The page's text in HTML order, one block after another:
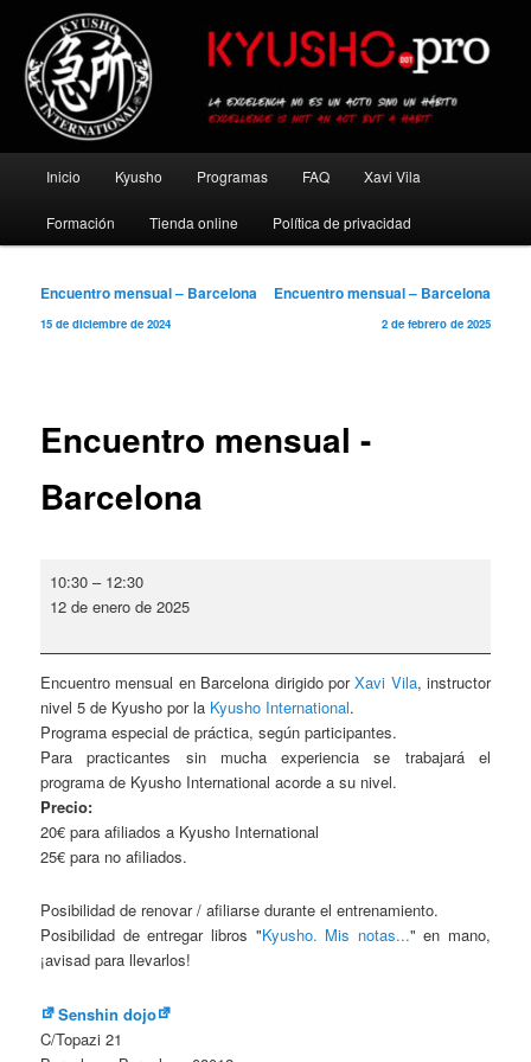
contenido
principalKyusho Pro
principal
Inicio Kyusho Programas FAQ Xavi Vila
Formación Tienda online Política de privacidad
Navegación
de
Encuentro mensual – Barcelona
15 de diciembre de 2024
Encuentro mensual – Barcelona
2 de febrero de 2025
Encuentro mensual -
Barcelona
mensual
10:30 – 12:30
12 de enero de 2025
Encuentro mensual en Barcelona dirigido porXavi Vila, instructor
nivel 5 de Kyusho por la Kyusho International.
Programa especial de práctica, según participantes.
Para practicantes sin mucha experiencia se trabajará el
programa de Kyusho International acorde a su nivel.
Precio:
20€ para afiliados a Kyusho International
25€ para no afiliados.
Posibilidad de renovar / afiliarse durante el entrenamiento.
Posibilidad de entregar libros "Kyusho. Mis notas..." en mano,
¡avisad para llevarlos!
Senshin dojo
C/Topazi 21